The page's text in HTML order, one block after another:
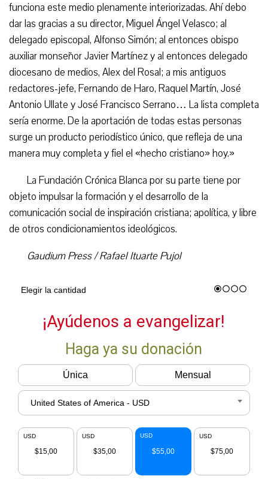
funciona este medio plenamente interiorizadas. Ahí debo
dar las gracias a su director, Miguel Ángel Velasco; al
delegado episcopal, Alfonso Simón; al entonces obispo
auxiliar monseñor Javier Martínez y al entonces delegado
diocesano de medios, Alex del Rosal; a mis antiguos
redactores-jefe, Fernando de Haro, Raquel Martín, José
Antonio Ullate y José Francisco Serrano… La lista completa
sería enorme. De la aportación de todas estas personas
surge un producto periodístico único, que refleja de una
manera muy completa y fiel el «hecho cristiano» hoy.»
La Fundación Crónica Blanca por su parte tiene por
objeto impulsar la formación y el desarrollo de la
comunicación social de inspiración cristiana; apolítica, y libre
de otros condicionamientos ideológicos.
Gaudium Press / Rafael Ituarte Pujol